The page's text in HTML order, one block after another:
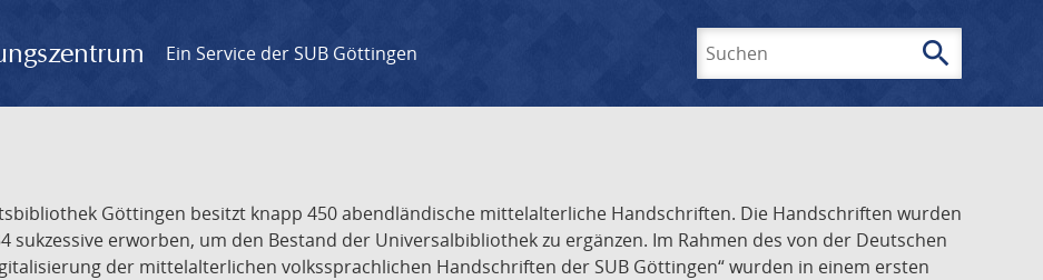
Ein Service der SUB Göttingen search
Göttingen besitzt knapp 450 abendländische mittelalterliche Handschriften. Die Handschriften wurden
sukzessive erworben, um den Bestand der Universalbibliothek zu ergänzen. Im Rahmen des von der Deutschen
der mittelalterlichen volkssprachlichen Handschriften der SUB Göttingen“ wurden in einem ersten